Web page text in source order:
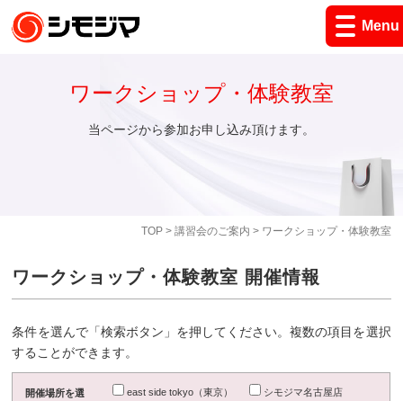
Menu
TOP> 講習会のご案内 > ワークショップ・体験教室
ワークショップ・体験教室
当ページから参加お申し込み頂けます。
ワークショップ・体験教室 開催情報
条件を選んで「検索ボタン」を押してください。複数の項目を選択
することができます。
開催場所を選
east side tokyo（東京）
シモジマ名古屋店